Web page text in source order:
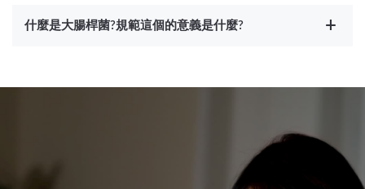
什麼是大腸桿菌?規範這個的意義是什麼?